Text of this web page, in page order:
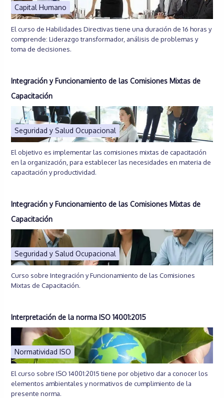
Capital Humano
El curso de Habilidades Directivas tiene una duración de 16 horas y
comprende: Liderazgo transformador, análisis de problemas y
toma de decisiones.
Integración y Funcionamiento de las Comisiones Mixtas de
Capacitación
Seguridad y Salud Ocupacional
El objetivo es implementar las comisiones mixtas de capacitación
en la organización, para establecer las necesidades en materia de
capacitación y productividad.
Integración y Funcionamiento de las Comisiones Mixtas de
Capacitación
Seguridad y Salud Ocupacional
Curso sobre Integración y Funcionamiento de las Comisiones
Mixtas de Capacitación.
Interpretación de la norma ISO 14001:2015
Normatividad ISO
El curso sobre ISO 14001:2015 tiene por objetivo dar a conocer los
elementos ambientales y normativos de cumplimiento de la
presente norma.